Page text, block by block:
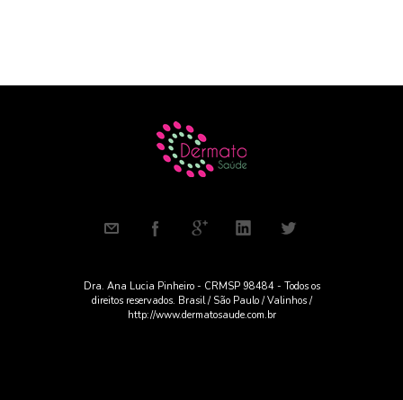
Dra. Ana Lucia Pinheiro - CRMSP 98484 - Todos os
direitos reservados. Brasil / São Paulo / Valinhos /
http://www.dermatosaude.com.br